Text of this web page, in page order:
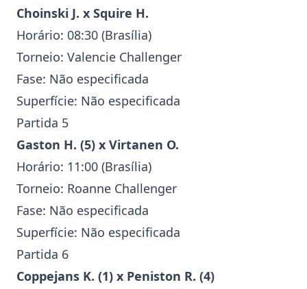
Choinski J. x Squire H.
Horário: 08:30 (Brasília)
Torneio: Valencie Challenger
Fase: Não especificada
Superfície: Não especificada
Partida 5
Gaston H. (5) x Virtanen O.
Horário: 11:00 (Brasília)
Torneio: Roanne Challenger
Fase: Não especificada
Superfície: Não especificada
Partida 6
Coppejans K. (1) x Peniston R. (4)